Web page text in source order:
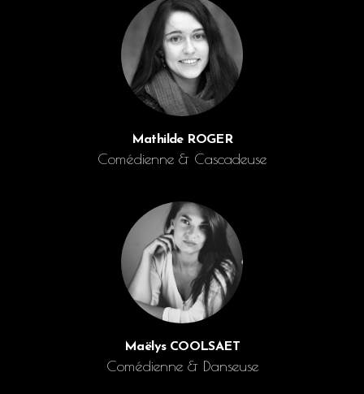
Mathilde ROGER
Comédienne & Cascadeuse
Maëlys COOLSAET
Comédienne & Danseuse